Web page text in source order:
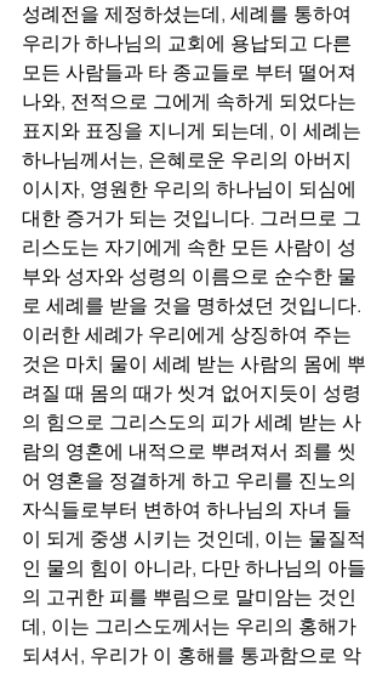
성례전을 제정하셨는데, 세례를 통하여
우리가 하나님의 교회에 용납되고 다른
모든 사람들과 타 종교들로 부터 떨어져
나와, 전적으로 그에게 속하게 되었다는
표지와 표징을 지니게 되는데, 이 세례는
하나님께서는, 은혜로운 우리의 아버지
이시자, 영원한 우리의 하나님이 되심에
대한 증거가 되는 것입니다. 그러므로 그
리스도는 자기에게 속한 모든 사람이 성
부와 성자와 성령의 이름으로 순수한 물
로 세례를 받을 것을 명하셨던 것입니다.
이러한 세례가 우리에게 상징하여 주는
것은 마치 물이 세례 받는 사람의 몸에 뿌
려질 때 몸의 때가 씻겨 없어지듯이 성령
의 힘으로 그리스도의 피가 세례 받는 사
람의 영혼에 내적으로 뿌려져서 죄를 씻
어 영혼을 정결하게 하고 우리를 진노의
자식들로부터 변하여 하나님의 자녀 들
이 되게 중생 시키는 것인데, 이는 물질적
인 물의 힘이 아니라, 다만 하나님의 아들
의 고귀한 피를 뿌림으로 말미암는 것인
데, 이는 그리스도께서는 우리의 홍해가
되셔서, 우리가 이 홍해를 통과함으로 악